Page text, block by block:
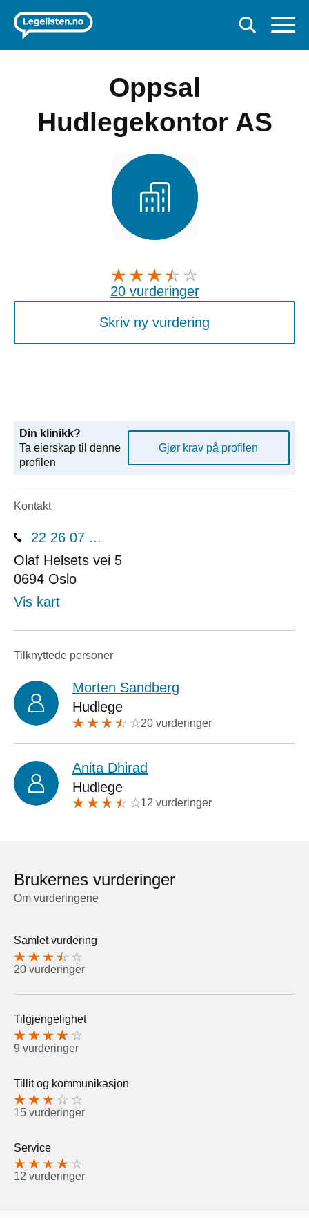
Oppsal
Hudlegekontor AS
20 vurderinger
Skriv ny vurdering
Din klinikk?
Ta eierskap til denne
profilen
Gjør krav på profilen
Kontakt
22 26 07 ...
Olaf Helsets vei 5
0694 Oslo
Vis kart
Tilknyttede personer
Morten Sandberg
Hudlege
20 vurderinger
Anita Dhirad
Hudlege
12 vurderinger
Brukernes vurderinger
Om vurderingene
Samlet vurdering
20 vurderinger
Tilgjengelighet
9 vurderinger
Tillit og kommunikasjon
15 vurderinger
Service
12 vurderinger